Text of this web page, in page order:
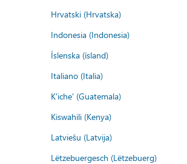
Hrvatski (Hrvatska)
Indonesia (Indonesia)
Íslenska (ísland)
Italiano (Italia)
K'iche' (Guatemala)
Kiswahili (Kenya)
Latviešu (Latvija)
Lëtzebuergesch (Lëtzebuerg)